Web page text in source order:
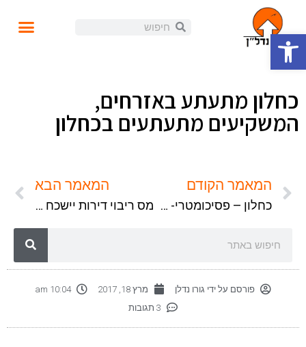
כחלון מתעתע באזרחים,
המשקיעים מתעתעים בכחלון
המאמר הקודם
כחלון – פסיכומטרי- מחירי דיור
המאמר הבא
מס ריבוי דירות יישכח בקרוב
פורסם על ידי גורו נדלן מרץ 18, 2017
10:04 am
3 תגובות
פתח סרגל נגישות